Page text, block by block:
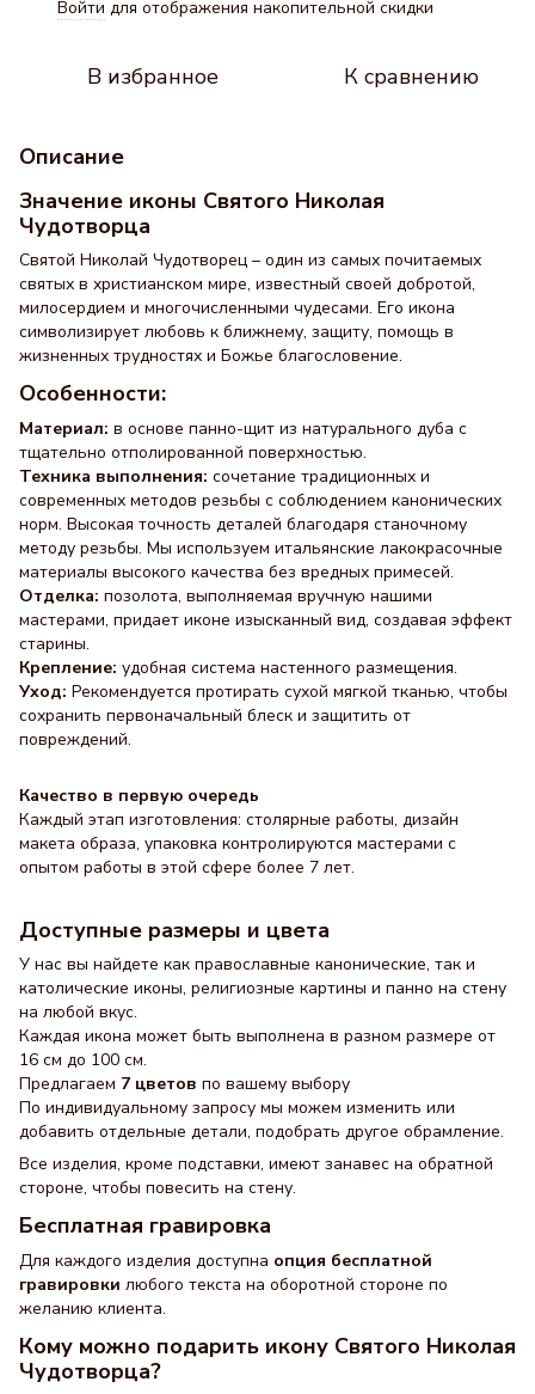
Войти для отображения накопительной скидки
В избранное К сравнению
Описание
Значение иконы Святого Николая
Чудотворца
Святой Николай Чудотворец – один из самых почитаемых
святых в христианском мире, известный своей добротой,
милосердием и многочисленными чудесами. Его икона
символизирует любовь к ближнему, защиту, помощь в
жизненных трудностях и Божье благословение.
Особенности:
Материал: в основе панно-щит из натурального дуба с
тщательно отполированной поверхностью.
Техника выполнения: сочетание традиционных и
современных методов резьбы с соблюдением канонических
норм. Высокая точность деталей благодаря станочному
методу резьбы. Мы используем итальянские лакокрасочные
материалы высокого качества без вредных примесей.
Отделка: позолота, выполняемая вручную нашими
мастерами, придает иконе изысканный вид, создавая эффект
старины.
Крепление: удобная система настенного размещения.
Уход: Рекомендуется протирать сухой мягкой тканью, чтобы
сохранить первоначальный блеск и защитить от
повреждений.
Качество в первую очередь
Каждый этап изготовления: столярные работы, дизайн
макета образа, упаковка контролируются мастерами с
опытом работы в этой сфере более 7 лет.
Доступные размеры и цвета
У нас вы найдете как православные канонические, так и
католические иконы, религиозные картины и панно на стену
на любой вкус.
Каждая икона может быть выполнена в разном размере от
16 см до 100 см.
Предлагаем 7 цветов по вашему выбору
По индивидуальному запросу мы можем изменить или
добавить отдельные детали, подобрать другое обрамление.
Все изделия, кроме подставки, имеют занавес на обратной
стороне, чтобы повесить на стену.
Бесплатная гравировка
Для каждого изделия доступна опция бесплатной
гравировки любого текста на оборотной стороне по
желанию клиента.
Кому можно подарить икону Святого Николая
Чудотворца?